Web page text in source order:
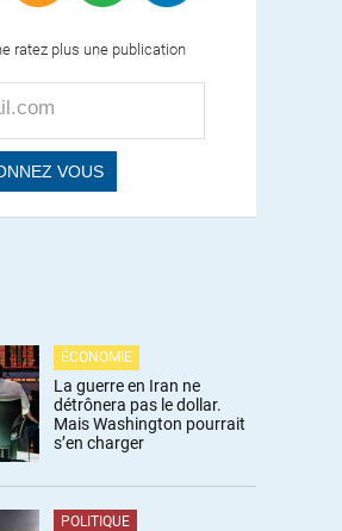
ratez plus une publication
ÉCONOMIE
La guerre en Iran ne
détrônera pas le dollar.
Mais Washington pourrait
s’en charger
POLITIQUE